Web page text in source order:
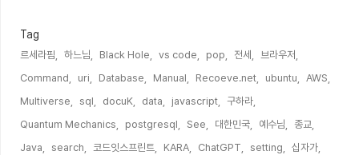
Tag
르세라핌, 하느님, Black Hole, vs code, pop, 전세,
브라우저,
Command,
uri, Database, Manual, Recoeve.net, ubuntu,
AWS,
Multiverse,
sql, docuK, data, javascript,
구하라,
Quantum Mechanics,
postgresql, See, 대한민국, 예수님,
종교,
Java,
search, 코드잇스프린트, KARA, ChatGPT, setting,
십자가,